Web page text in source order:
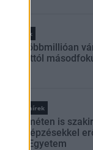
Helyi hírek
Amire többmillióan
szombattól
Országos hírek
Kecskeméten is
továbbképzésekkel
Ferenc Egyetem